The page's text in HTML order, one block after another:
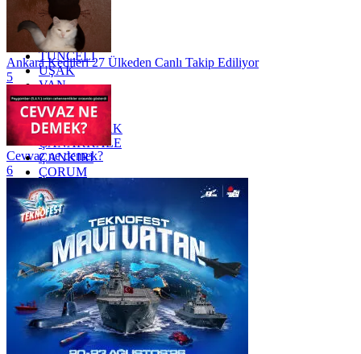
TEKİRDAĞ
TOKAT
TRABZON
TUNCELİ
UŞAK
VAN
YALOVA
YOZGAT
ZONGULDAK
ÇANAKKALE
ÇANKIRI
ÇORUM
İSTANBUL
İZMİR
ŞANLIURFA
ŞIRNAK
Ankara Kedileri 27 Ülkeden Canlı Takip Ediliyor
5
Cevvaz ne demek?
6